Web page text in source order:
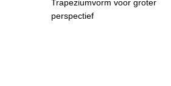
Trapeziumvorm voor groter
perspectief